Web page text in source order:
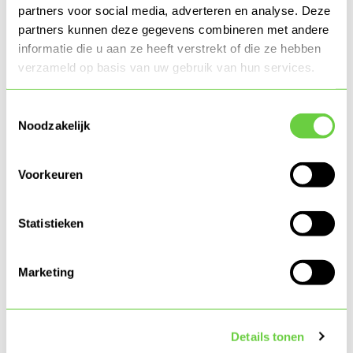
partners voor social media, adverteren en analyse. Deze
partners kunnen deze gegevens combineren met andere
informatie die u aan ze heeft verstrekt of die ze hebben
verzameld op basis van uw gebruik van hun services.
Noodzakelijk
Voorkeuren
Statistieken
Marketing
Details tonen
Particulier 10-07-2026